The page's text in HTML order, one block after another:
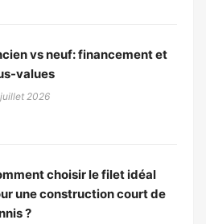
vs neuf: financement et
values
2026
choisir le filet idéal
une construction court de
?